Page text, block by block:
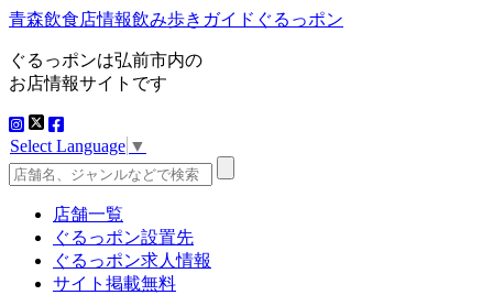
青森飲食店情報飲み歩きガイドぐるっポン
ぐるっポンは弘前市内の
お店情報サイトです
Select Language ▼
店舗一覧
ぐるっポン設置先
ぐるっポン求人情報
サイト掲載無料